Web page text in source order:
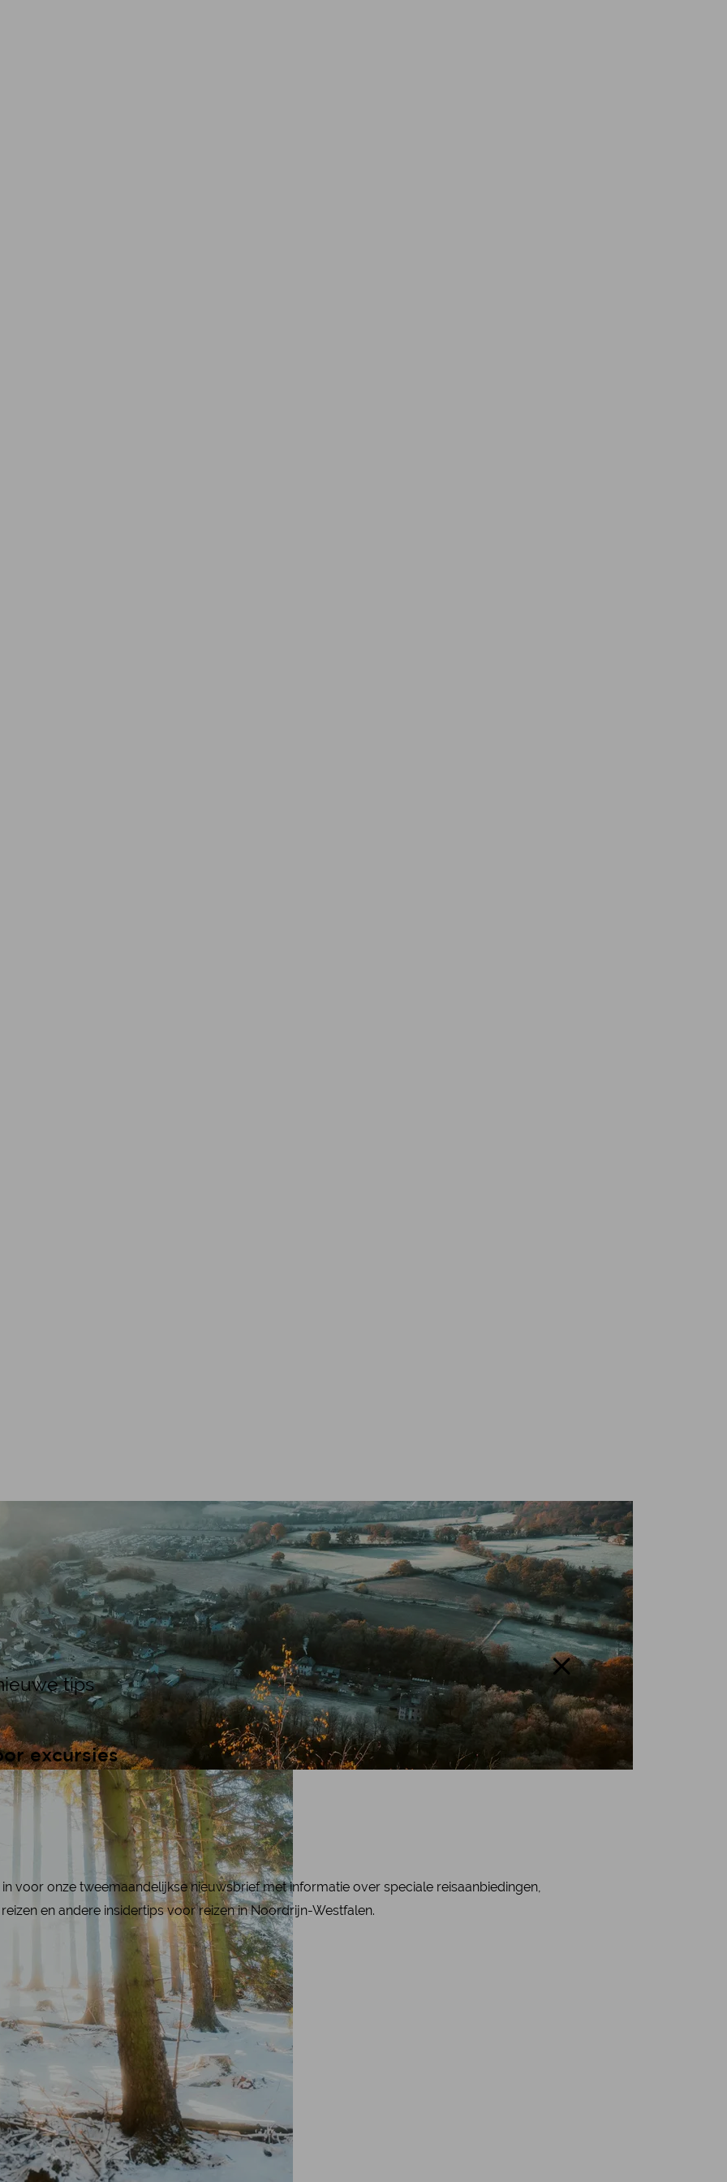
tips
excursies
voor onze tweemaandelijkse nieuwsbrief met informatie over speciale reisaanbiedingen,
en andere insidertips voor reizen in Noordrijn-Westfalen.